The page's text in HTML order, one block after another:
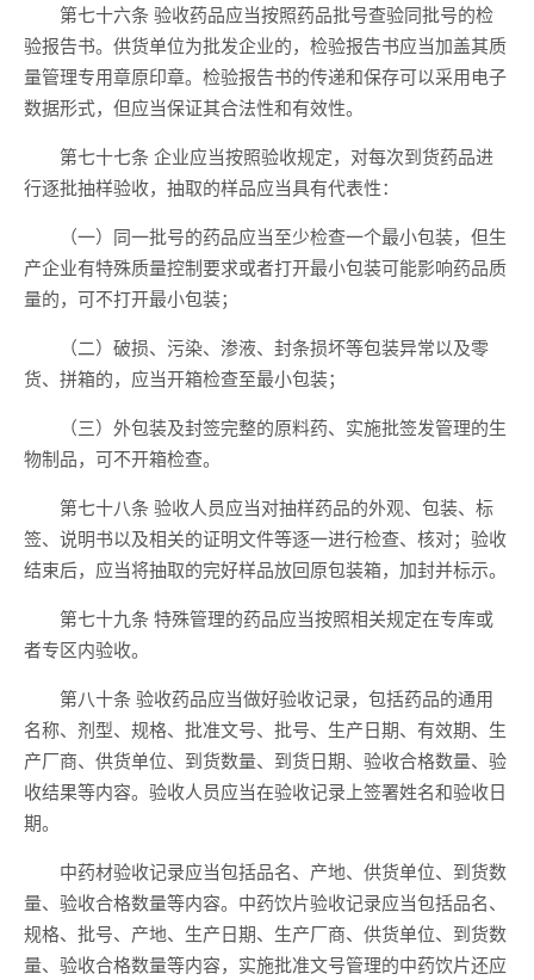
第七十六条 验收药品应当按照药品批号查验同批号的检
验报告书。供货单位为批发企业的，检验报告书应当加盖其质
量管理专用章原印章。检验报告书的传递和保存可以采用电子
数据形式，但应当保证其合法性和有效性。
第七十七条 企业应当按照验收规定，对每次到货药品进
行逐批抽样验收，抽取的样品应当具有代表性：
（一）同一批号的药品应当至少检查一个最小包装，但生
产企业有特殊质量控制要求或者打开最小包装可能影响药品质
量的，可不打开最小包装；
（二）破损、污染、渗液、封条损坏等包装异常以及零
货、拼箱的，应当开箱检查至最小包装；
（三）外包装及封签完整的原料药、实施批签发管理的生
物制品，可不开箱检查。
第七十八条 验收人员应当对抽样药品的外观、包装、标
签、说明书以及相关的证明文件等逐一进行检查、核对；验收
结束后，应当将抽取的完好样品放回原包装箱，加封并标示。
第七十九条 特殊管理的药品应当按照相关规定在专库或
者专区内验收。
第八十条 验收药品应当做好验收记录，包括药品的通用
名称、剂型、规格、批准文号、批号、生产日期、有效期、生
产厂商、供货单位、到货数量、到货日期、验收合格数量、验
收结果等内容。验收人员应当在验收记录上签署姓名和验收日
期。
中药材验收记录应当包括品名、产地、供货单位、到货数
量、验收合格数量等内容。中药饮片验收记录应当包括品名、
规格、批号、产地、生产日期、生产厂商、供货单位、到货数
量、验收合格数量等内容，实施批准文号管理的中药饮片还应